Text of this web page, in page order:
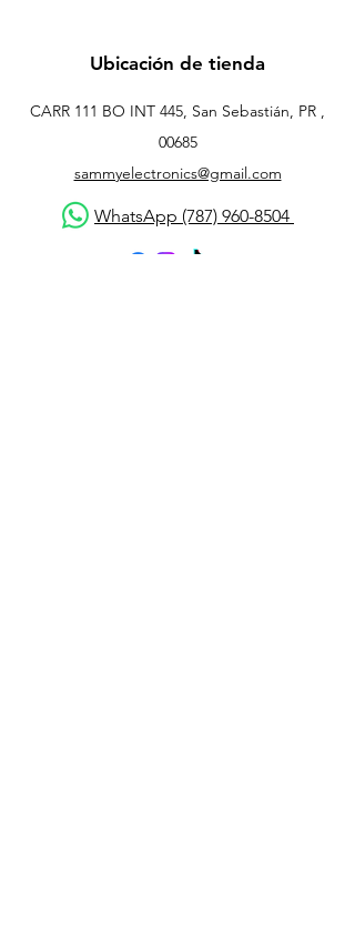
Ubicación de tienda
CARR 111 BO INT 445, San Sebastián, PR ,
00685
sammyelectronics@gmail.com
WhatsApp (787) 960-8504